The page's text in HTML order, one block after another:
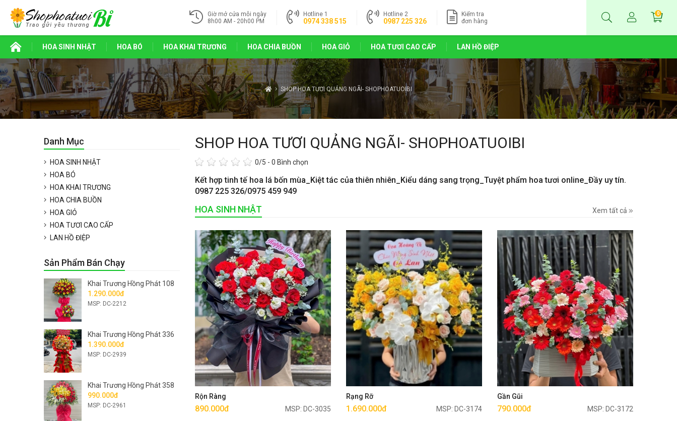
Giờ mở cửa mỗi ngày
8h00 AM - 20h00 PM
Hotline 1
0974 338 515
Hotline 2
0987 225 326
Kiểm tra
đơn hàng
0
HOA SINH NHẬT HOA BÓ HOA KHAI TRƯƠNG HOA CHIA BUỒN HOA GIỎ HOA TƯƠI CAO CẤP LAN HỒ ĐIỆP
SHOP HOA TƯƠI QUẢNG NGÃI- SHOPHOATUOIBI
SHOP HOA TƯƠI QUẢNG NGÃI- SHOPHOATUOIBI
0/5 - 0 Bình chọn
Kết hợp tinh tế hoa lá bốn mùa_Kiệt tác của thiên nhiên_Kiểu dáng sang trọng_Tuyệt phẩm hoa tươi online_Đầy uy tín.
0987 225 326/0975 459 949
HOA SINH NHẬT Xem tất cả
Rộn Ràng
890.000đ MSP: DC-3035
Mua ngay
Rạng Rỡ
1.690.000đ MSP: DC-3174
Mua ngay
Gần Gũi
790.000đ MSP: DC-3172
Mua ngay
Danh Mục
HOA SINH NHẬT
HOA BÓ
HOA KHAI TRƯƠNG
HOA CHIA BUỒN
HOA GIỎ
HOA TƯƠI CAO CẤP
LAN HỒ ĐIỆP
Sản Phẩm Bán Chạy
Khai Trương Hồng Phát 108
1.290.000đ
MSP: DC-2212
Khai Trương Hồng Phát 336
1.390.000đ
MSP: DC-2939
Khai Trương Hồng Phát 358
990.000đ
MSP: DC-2961